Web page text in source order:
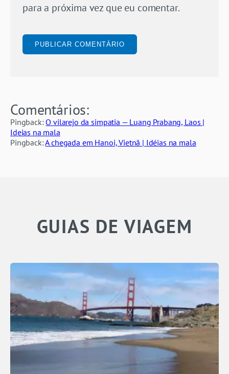
para a próxima vez que eu comentar.
Comentários:
Pingback:O vilarejo da simpatia — Luang Prabang, Laos |
Ideias na mala
Pingback:A chegada em Hanoi, Vietnã | Idéias na mala
GUIAS DE VIAGEM